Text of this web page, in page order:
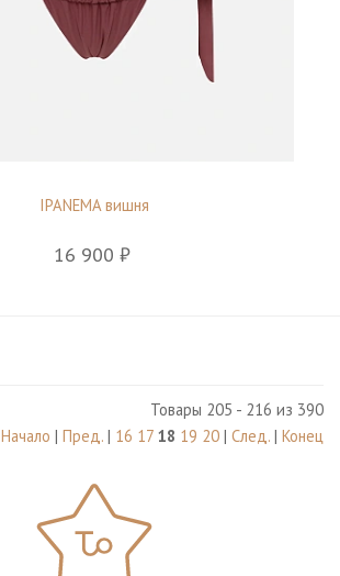
IPANEMA вишня
16 900 ₽
Товары 205 - 216 из 390
Начало | Пред. | 16 17 18 19 20 | След. | Конец